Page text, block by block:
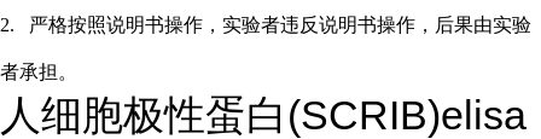
2. 严格按照说明书操作，实验者违反说明书操作，后果由实验
者承担。
人细胞极性蛋白(SCRIB)elisa